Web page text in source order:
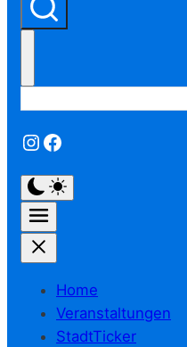
Instagram
Facebook
Home
Veranstaltungen
StadtTicker